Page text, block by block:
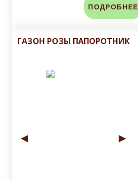
ПОДРОБНЕЕ
ГАЗОН РОЗЫ ПАПОРОТНИК
◄ ►